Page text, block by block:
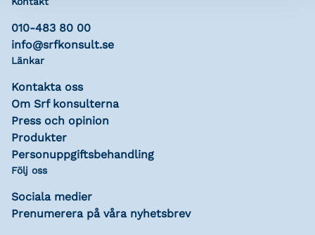
010-483 80 00
info@srfkonsult.se
Länkar
Kontakta oss
Om Srf konsulterna
Press och opinion
Produkter
Personuppgiftsbehandling
Följ oss
Sociala medier
Prenumerera på våra nyhetsbrev